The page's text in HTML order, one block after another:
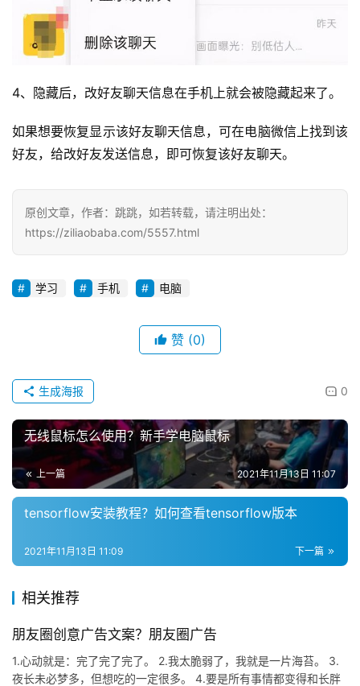
投
稿
每
日
4、隐藏后，改好友聊天信息在手机上就会被隐藏起来了。
如果想要恢复显示该好友聊天信息，可在电脑微信上找到该
好友，给改好友发送信息，即可恢复该好友聊天。
原创文章，作者：跳跳，如若转载，请注明出处：
https://ziliaobaba.com/5557.html
学习 手机 电脑
赞 (0)
0
生成海报
无线鼠标怎么使用？新手学电脑鼠标
上一篇 2021年11月13日 11:07
tensorflow安装教程？如何查看tensorflow版本
下一篇
2021年11月13日 11:09
相关推荐
朋友圈创意广告文案？朋友圈广告
1.心动就是：完了完了完了。 2.我太脆弱了，我就是一片海苔。 3.
夜长未必梦多，但想吃的一定很多。 4.要是所有事情都变得和长胖